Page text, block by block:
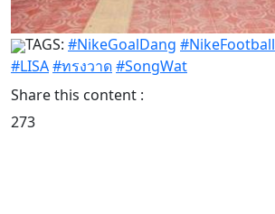
TAGS: #NikeGoalDang #NikeFootball
#LISA#ทรงวาด#SongWat
Share this content :
273